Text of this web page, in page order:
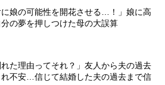
に娘の可能性を開花させる…！」娘に高
の夢を押しつけた母の大誤算
れた理由ってそれ？」友人から夫の過去
れ不安…信じて結婚した夫の過去まで信